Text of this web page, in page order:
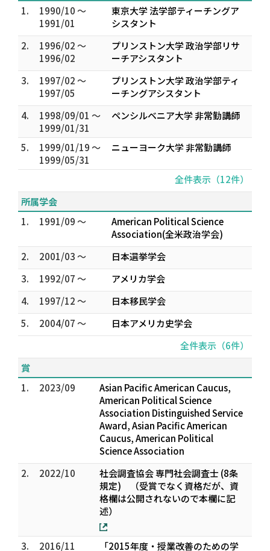
1.
1990/10 ～
1991/01
東京大学 法学部ティーチングア
シスタント
2.
1996/02 ～
1996/02
プリンストン大学 政治学部リサ
ーチアシスタント
3.
1997/02 ～
1997/05
プリンストン大学 政治学部ティ
ーチングアシスタント
4.
1998/09/01 ～
1999/01/31
ペンシルベニア大学 非常勤講師
5.
1999/01/19 ～
1999/05/31
ニューヨーク大学 非常勤講師
全件表示（12件）
所属学会
1.
1991/09 ～
American Political Science
Association(全米政治学会)
2.
2001/03 ～
日本選挙学会
3.
1992/07 ～
アメリカ学会
4.
1997/12 ～
日本移民学会
5.
2004/07 ～
日本アメリカ史学会
全件表示（6件）
賞
1.
2023/09
Asian Pacific American Caucus,
American Political Science
Association Distinguished Service
Award, Asian Pacific American
Caucus, American Political
Science Association
2.
2022/10
社会調査協会 専門社会調査士 (8条
規定) （受賞でなく資格だが、資
格欄は公開されないので本欄に記
述）
3. 2016/11 「2015年度・授業改善のための学